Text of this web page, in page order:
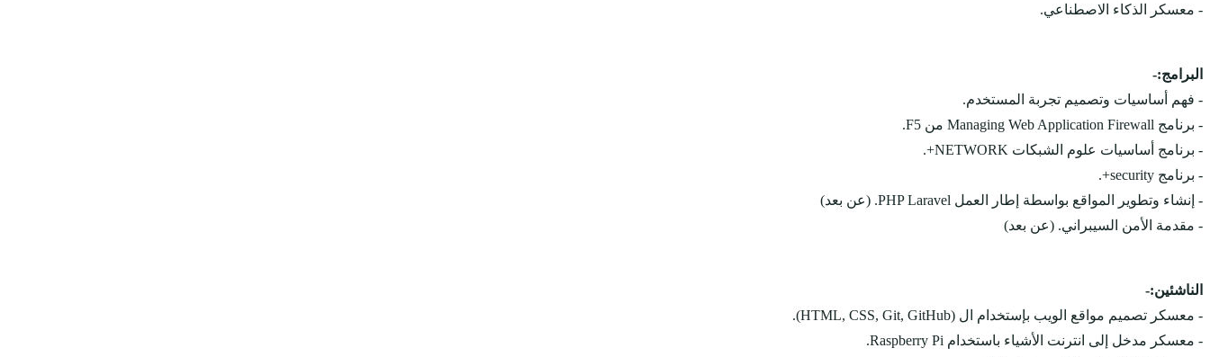
- معسكر الذكاء الاصطناعي.
البرامج:-
- فهم أساسيات وتصميم تجربة المستخدم.
- برنامج Managing Web Application Firewall من F5.
- برنامج أساسيات علوم الشبكات NETWORK+.
- برنامج security+.
- إنشاء وتطوير المواقع بواسطة إطار العمل PHP Laravel. (عن بعد)
- مقدمة الأمن السيبراني. (عن بعد)
الناشئين:-
- معسكر تصميم مواقع الويب بإستخدام ال (HTML, CSS, Git, GitHub).
- معسكر مدخل إلى انترنت الأشياء باستخدام Raspberry Pi.